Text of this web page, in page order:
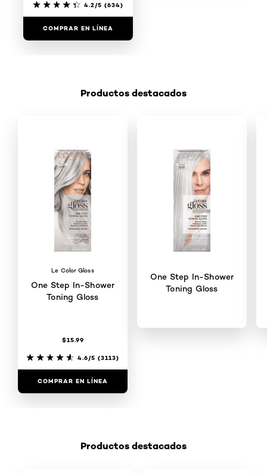
4.2/5 (634)
COMPRAR EN LÍNEA
Productos destacados
Le Color Gloss
One Step In-Shower
Toning Gloss
$15.99
4.6/5 (3113)
COMPRAR EN LÍNEA
One Step In-Shower
Toning Gloss
Productos destacados